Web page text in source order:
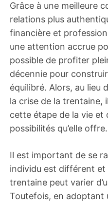
Grâce à une meilleure
relations plus
financière et
une attention accrue
possible de profiter
décennie pour
équilibré. Alors, au lieu
la crise de la trentaine,
cette étape de la vie et
possibilités qu’elle offre.
Il est important de se
individu est différent et
trentaine peut varier
Toutefois, en adoptant